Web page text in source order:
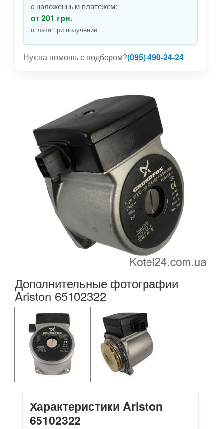
c наложенным платежом:
от 201 грн.
оплата при получении
Нужна помощь с подбором?(095) 490-24-24
Дополнительные фотографии
Ariston 65102322
Характеристики Ariston
65102322